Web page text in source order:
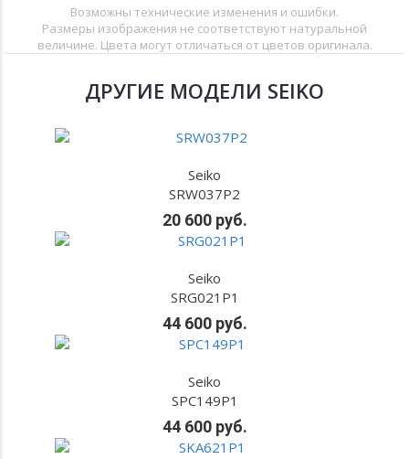
Возможны технические изменения и ошибки.
Размеры изображения не соответствуют натуральной
величине. Цвета могут отличаться от цветов оригинала.
ДРУГИЕ МОДЕЛИ SEIKO
Seiko
SRW037P2
20 600 руб.
Seiko
SRG021P1
44 600 руб.
Seiko
SPC149P1
44 600 руб.